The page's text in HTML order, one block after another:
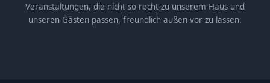
Veranstaltungen, die nicht so recht zu unserem Haus und
unseren Gästen passen, freundlich außen vor zu lassen.